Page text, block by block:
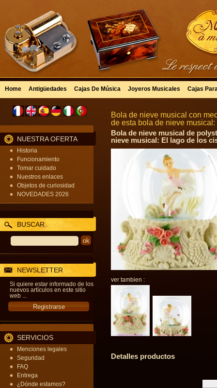
Home Antigüedades Cajas De Música Joyeros Musicales Cajas
NUESTRA OFERTA
Historia
Funcionamiento
Tomar cuidado
Nuestros enlaces
Objetos de curiosidad
NOVEDADES 2026
BUSCAR
NEWSLETTER
Si quiere estar informado de los
nuevos artículos en este sitio
web ...
SERVICIOS
Menciones legales
Seguridad
FAQ
Entrega
¿Dónde estamos?
Bola de nieve musical con
de esta bola de nieve musical:
Bola de nieve musical de
nieve musical: El lago de los
ver tambien :
Detalles productos